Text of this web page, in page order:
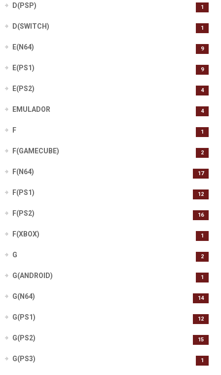
D(PSP) 1
D(SWITCH) 1
E(N64) 9
E(PS1) 9
E(PS2) 4
EMULADOR 4
F 1
F(GAMECUBE) 2
F(N64) 17
F(PS1) 12
F(PS2) 16
F(XBOX) 1
G 2
G(ANDROID) 1
G(N64) 14
G(PS1) 12
G(PS2) 15
G(PS3) 1